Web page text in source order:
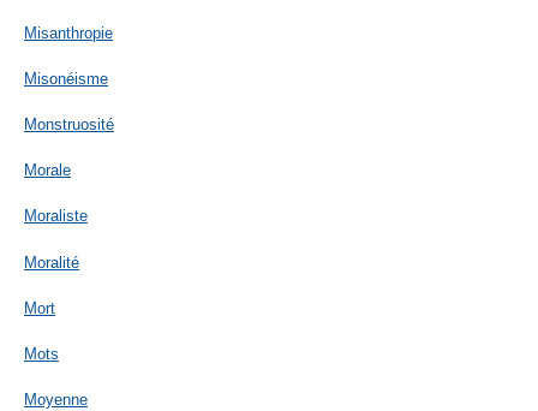
Misanthropie
Misonéisme
Monstruosité
Morale
Moraliste
Moralité
Mort
Mots
Moyenne